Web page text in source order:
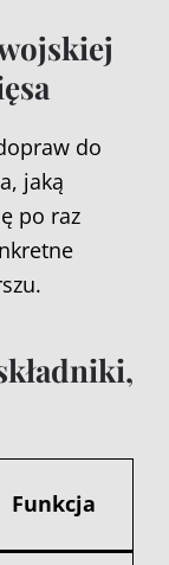
do
jaką
po raz
Funkcja